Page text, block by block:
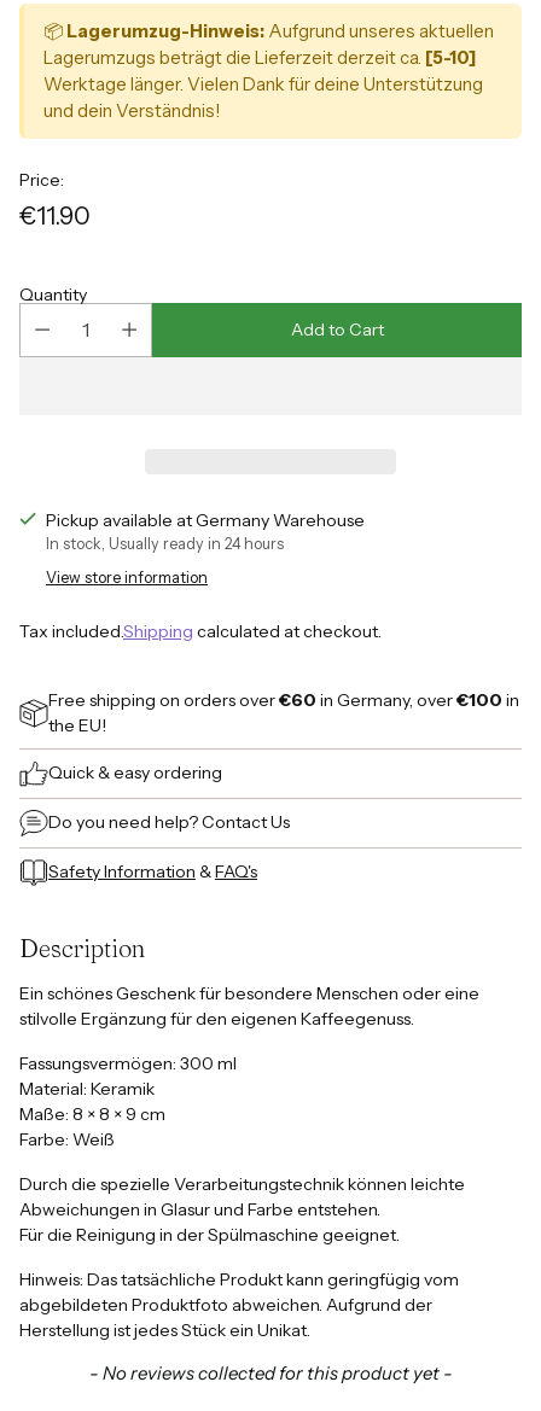
📦 Lagerumzug-Hinweis: Aufgrund unseres aktuellen
Lagerumzugs beträgt die Lieferzeit derzeit ca. [5-10]
Werktage länger. Vielen Dank für deine Unterstützung
und dein Verständnis!
Price:
Regular
€11.90
Quantity
Add to Cart
Pickup available at Germany Warehouse
In stock, Usually ready in 24 hours
View store information
Tax included.Shipping calculated at checkout.
Free shipping on orders over€60 in Germany, over€100 in
the EU!
Quick & easy ordering
Do you need help?Contact Us
Safety Information &FAQ's
to
your
cart
Description
Ein schönes Geschenk für besondere Menschen oder eine
stilvolle Ergänzung für den eigenen Kaffeegenuss.
Fassungsvermögen: 300 ml
Material: Keramik
Maße: 8 × 8 × 9 cm
Farbe: Weiß
Durch die spezielle Verarbeitungstechnik können leichte
Abweichungen in Glasur und Farbe entstehen.
Für die Reinigung in der Spülmaschine geeignet.
Hinweis: Das tatsächliche Produkt kann geringfügig vom
abgebildeten Produktfoto abweichen. Aufgrund der
Herstellung ist jedes Stück ein Unikat.
- No reviews collected for this product yet -
New content loaded